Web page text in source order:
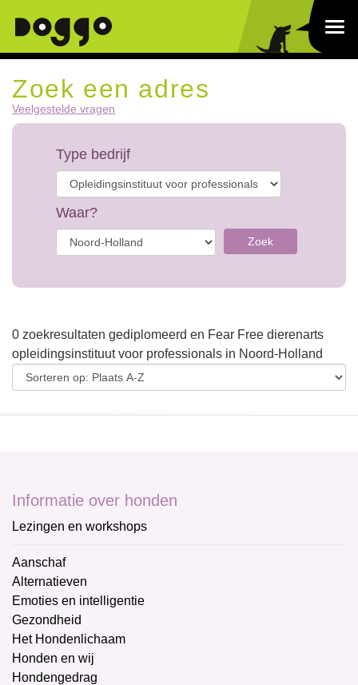
Zoek een adres
Veelgestelde vragen
Type bedrijf
Waar?
Zoek
0 zoekresultaten gediplomeerd en Fear Free dierenarts
opleidingsinstituut voor professionals in Noord-Holland
Informatie over honden
Lezingen en workshops
Aanschaf
Alternatieven
Emoties en intelligentie
Gezondheid
Het Hondenlichaam
Honden en wij
Hondengedrag